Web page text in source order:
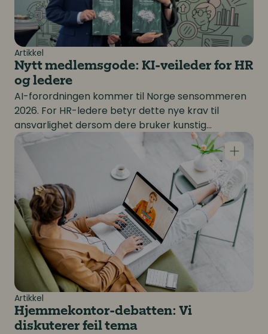
Artikkel
Nytt medlemsgode: KI-veileder for HR
og ledere
AI-forordningen kommer til Norge sensommeren
2026. For HR-ledere betyr dette nye krav til
ansvarlighet dersom dere bruker kunstig
intelligens i ansattprosessene. HR Norge har
utviklet en veileder som hjelper dere å forstå hva
Artikkel
Hjemmekontor-debatten: Vi
diskuterer feil tema
Hjemmekontor-debatten: Vi diskuterer feil tema